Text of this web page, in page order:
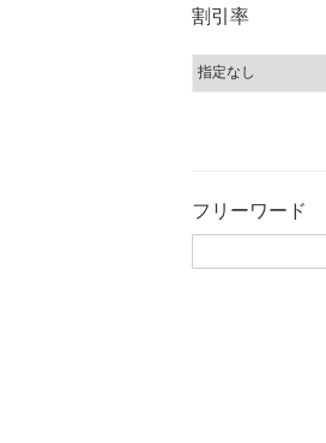
割引率
フリーワード